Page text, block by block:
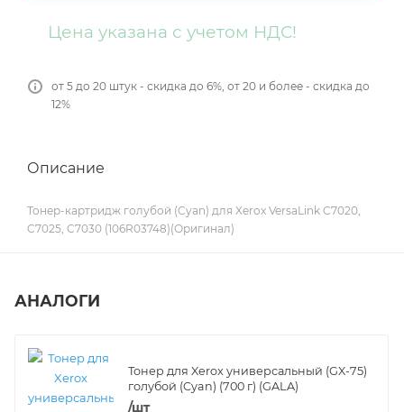
Цена указана с учетом НДС!
от 5 до 20 штук - скидка до 6%, от 20 и более - скидка до
12%
Описание
Тонер-картридж голубой (Cyan) для Xerox VersaLink C7020,
C7025, C7030 (106R03748)(Оригинал)
АНАЛОГИ
Тонер для Xerox универсальный (GX-75)
голубой (Cyan) (700 г) (GALA)
/шт